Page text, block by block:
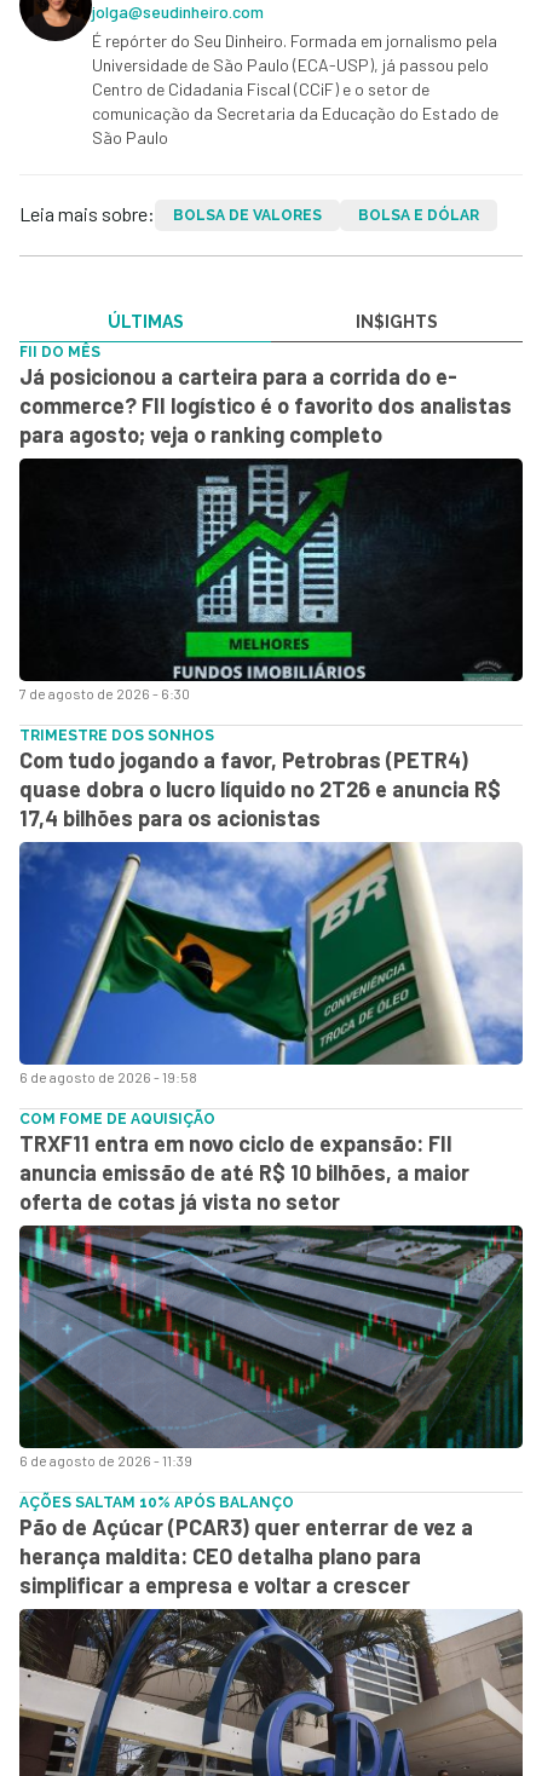
jolga@seudinheiro.com
É repórter do Seu Dinheiro. Formada em jornalismo pela
Universidade de São Paulo (ECA-USP), já passou pelo
Centro de Cidadania Fiscal (CCiF) e o setor de
comunicação da Secretaria da Educação do Estado de
São Paulo
Leia mais sobre: BOLSA DE VALORES BOLSA E DÓLAR
ÚLTIMAS IN$IGHTS
7 de agosto de 2026 - 6:30
FII DO MÊS
Já posicionou a carteira para a corrida do e-
commerce? FII logístico é o favorito dos analistas
para agosto; veja o ranking completo
6 de agosto de 2026 - 19:58
TRIMESTRE DOS SONHOS
Com tudo jogando a favor, Petrobras (PETR4)
quase dobra o lucro líquido no 2T26 e anuncia R$
17,4 bilhões para os acionistas
6 de agosto de 2026 - 11:39
COM FOME DE AQUISIÇÃO
TRXF11 entra em novo ciclo de expansão: FII
anuncia emissão de até R$ 10 bilhões, a maior
oferta de cotas já vista no setor
AÇÕES SALTAM 10% APÓS BALANÇO
Pão de Açúcar (PCAR3) quer enterrar de vez a
herança maldita: CEO detalha plano para
simplificar a empresa e voltar a crescer